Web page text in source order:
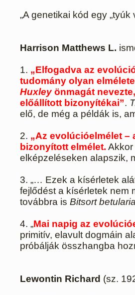
„A genetikai kód egy
Harrison Matthews L.
1. „Elfogadva az
tudomány olyan
Huxleyönmagát
előállított bizonyítékai”.
elő, de még a példák is,
2. „Az evolúcióelmélet –
bizonyított elmélet. Akkor
elképzeléseken alapszik,
3. „… Ezek a kísérletek
fejlődést a kísérletek nem
továbbra is Bitsort betularia
4. „Mai napig az
primitív, elavult dogmáin
próbálják összhangba
Lewontin Richard (sz.